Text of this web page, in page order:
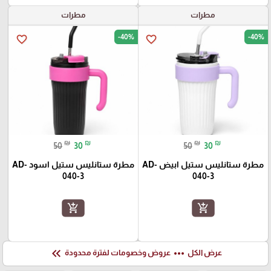
مطرات
favorite_border -40%
50 ₪ 30 ₪
مطرة ستانليس ستيل ابيض AD-
040-3
add_shopping_cart
مطرات
favorite_border -40%
50 ₪ 30 ₪
مطرة ستانليس ستيل اسود AD-
040-3
add_shopping_cart
عرض الكل more_horiz عروض وخصومات لفترة محدودة keyboard_double_arrow_left